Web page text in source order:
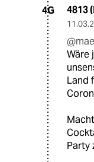
4G 4813
Wäre
Land
Party